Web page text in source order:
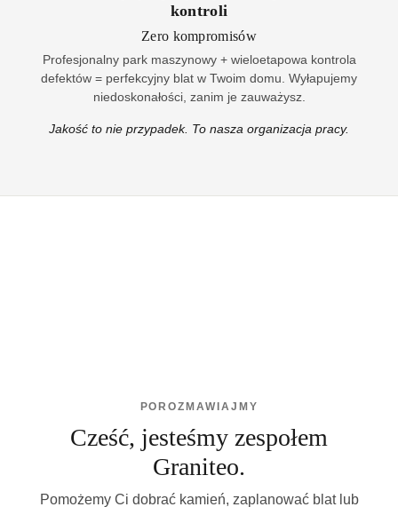
kontroli
Zero kompromisów
Profesjonalny park maszynowy + wieloetapowa kontrola
defektów = perfekcyjny blat w Twoim domu. Wyłapujemy
niedoskonałości, zanim je zauważysz.
Jakość to nie przypadek. To nasza organizacja pracy.
POROZMAWIAJMY
Cześć, jesteśmy zespołem
Graniteo.
Pomożemy Ci dobrać kamień, zaplanować blat lub